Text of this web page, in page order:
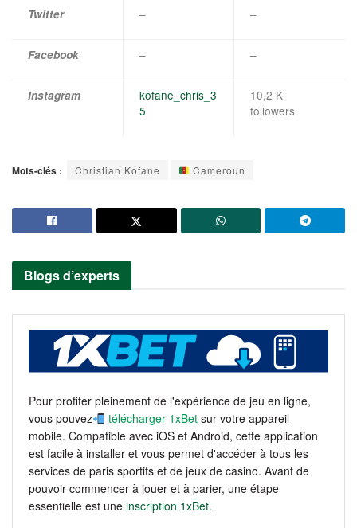
Twitter – –
Facebook – –
Instagram
kofane_chris_3
5
10,2 K
followers
Mots-clés : Christian Kofane Cameroun
Blogs d’experts
Pour profiter pleinement de l'expérience de jeu en ligne,
vous pouvez
télécharger 1xBet sur votre appareil
mobile. Compatible avec iOS et Android, cette application
est facile à installer et vous permet d'accéder à tous les
services de paris sportifs et de jeux de casino. Avant de
pouvoir commencer à jouer et à parier, une étape
essentielle est une inscription 1xBet.